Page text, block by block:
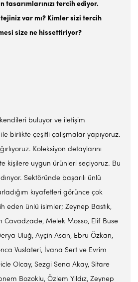
tasarımlarınızı tercih ediyor.
var mı? Kimler sizi tercih
size ne hissettiriyor?
buluyor ve iletişim
birlikte çeşitli çalışmalar yapıyoruz.
Koleksiyon detaylarını
kişilere uygun ürünleri seçiyoruz. Bu
Sektöründe başarılı ünlü
kıyafetleri görünce çok
eden ünlü isimler; Zeynep Bastık,
Cavadzade, Melek Mosso, Elif Buse
Uluğ, Ayçin Asan, Ebru Özkan,
Vuslateri, İvana Sert ve Evrim
Olcay, Sezgi Sena Akay, Sitare
Bozoklu, Özlem Yıldız, Zeynep